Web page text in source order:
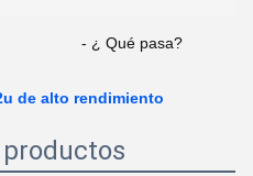
- ¿ Qué pasa?
de alto rendimiento